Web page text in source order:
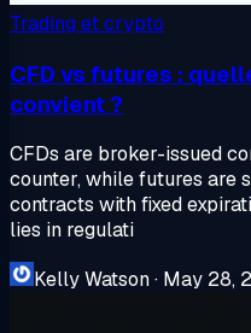
Trading et crypto
CFD vs futures :
convient ?
CFDs are broker-issued
counter, while futures are
contracts with fixed
lies in regulati
Kelly Watson· May 28,